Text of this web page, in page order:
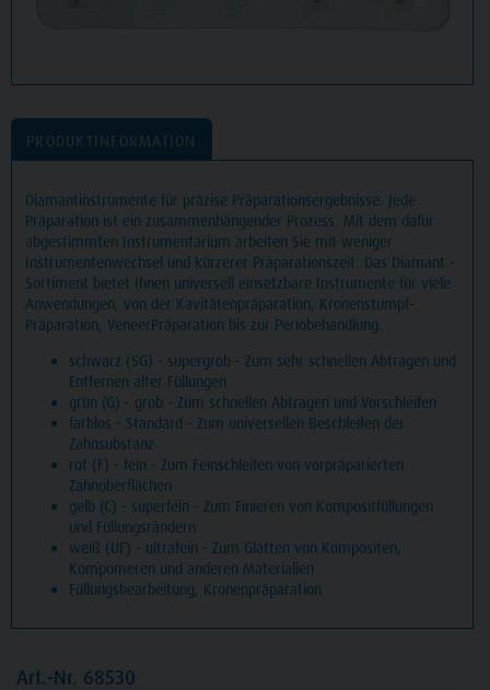
Art.-Nr. 68530
PRODUKTINFORMATION
Diamantinstrumente für präzise Präparationsergebnisse. Jede
Präparation ist ein zusammenhängender Prozess. Mit dem dafür
abgestimmten Instrumentarium arbeiten Sie mit weniger
Instrumentenwechsel und kürzerer Präparationszeit. Das Diamant -
Sortiment bietet Ihnen universell einsetzbare Instrumente für viele
Anwendungen, von der Kavitätenpräparation, Kronenstumpf-
Präparation, VeneerPräparation bis zur Periobehandlung.
schwarz (SG) - supergrob - Zum sehr schnellen Abtragen und
Entfernen alter Füllungen
grün (G) - grob - Zum schnellen Abtragen und Vorschleifen
farblos - Standard - Zum universellen Beschleifen der
Zahnsubstanz
rot (F) - fein - Zum Feinschleifen von vorpräparierten
Zahnoberflächen
gelb (C) - superfein - Zum Finieren von Kompositfüllungen
und Füllungsrändern
weiß (UF) - ultrafein - Zum Glätten von Kompositen,
Kompomeren und anderen Materialien
Füllungsbearbeitung, Kronenpräparation